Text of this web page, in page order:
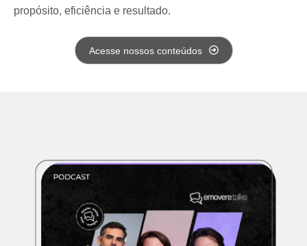
propósito, eficiência e resultado.
Acesse nossos conteúdos